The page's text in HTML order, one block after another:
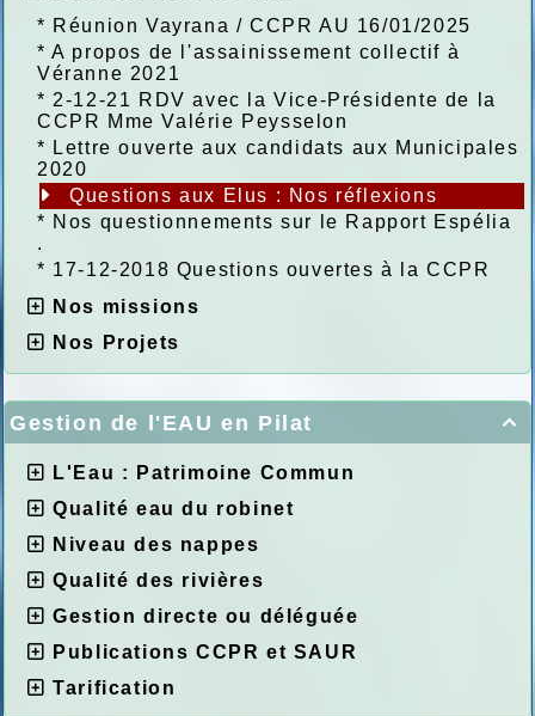
* Réunion Vayrana / CCPR AU 16/01/2025
*A propos de l'assainissement collectif à
Véranne 2021
* 2-12-21 RDV avec la Vice-Présidente de la
CCPR Mme Valérie Peysselon
* Lettre ouverte aux candidats aux Municipales
2020
Questions aux Elus : Nos réflexions
* Nos questionnements sur le Rapport Espélia
.
* 17-12-2018 Questions ouvertes à la CCPR
Nos missions
Nos Projets

Gestion de l'EAU en Pilat
L'Eau : Patrimoine Commun
Qualité eau du robinet
Niveau des nappes
Qualité des rivières
Gestion directe ou déléguée
Publications CCPR et SAUR
Tarification